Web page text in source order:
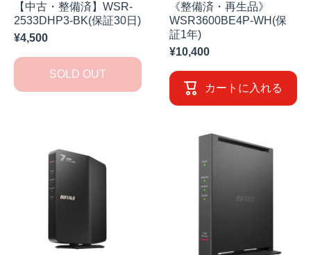
【中古・整備済】WSR-
2533DHP3-BK(保証30日)
¥4,500
SOLD OUT
《整備済・再生品》
WSR3600BE4P-WH(保
証1年)
¥10,400
カートに入れる